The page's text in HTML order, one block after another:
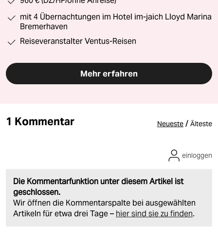
mit 4 Übernachtungen im Hotel im-jaich Lloyd Marina
Bremerhaven
Reiseveranstalter Ventus-Reisen
Mehr erfahren
1 Kommentar Neueste / Älteste
Die Kommentarfunktion unter diesem Artikel ist
geschlossen.
Wir öffnen die Kommentarspalte bei ausgewählten
Artikeln für etwa drei Tage – hier sind sie zu finden.
einloggen